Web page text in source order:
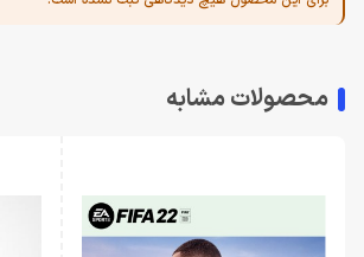
محصولات مشابه